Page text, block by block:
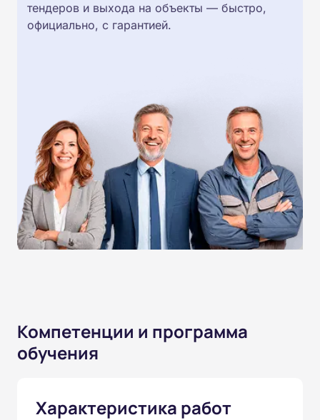
тендеров и выхода на объекты — быстро,
официально, с гарантией.
Компетенции и программа
обучения
Характеристика работ